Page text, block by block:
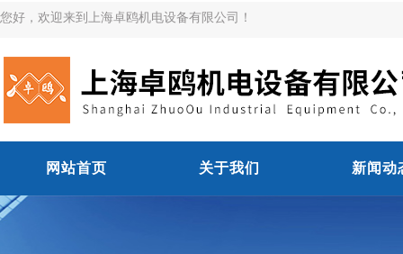
您好，欢迎来到上海卓鸥机电设备有限公司！
网站首页 关于我们 新闻动